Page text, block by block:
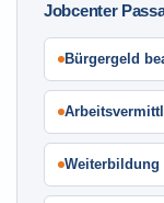
Jobcenter
Bürgergeld
Weiterbildung